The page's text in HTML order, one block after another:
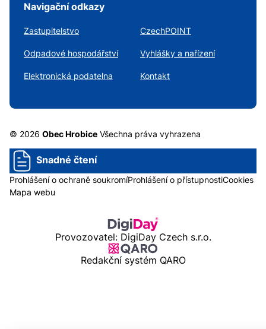
Navigační odkazy
Zastupitelstvo CzechPOINT
Odpadové hospodářství Vyhlášky a nařízení
Elektronická podatelna Kontakt
© 2026 Obec Hrobice Všechna práva vyhrazena
Snadné čtení
Prohlášení o ochraně soukromíProhlášení o přístupnostiCookies
Mapa webu
Provozovatel: DigiDay Czech s.r.o.
Redakční systém QARO